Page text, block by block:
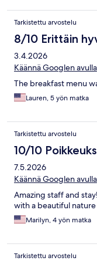
Tarkistettu arvostelu
8/10 Erittäin
3.4.2026
Käännä Googlen avulla
The breakfast menu
Lauren, 5 yön matka
Tarkistettu arvostelu
10/10
7.5.2026
Käännä Googlen avulla
Amazing staff and
with a beautiful
Marilyn, 4 yön matka
Tarkistettu arvostelu